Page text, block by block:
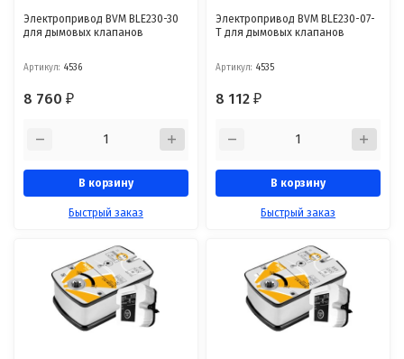
Электропривод BVM BLE230-30
для дымовых клапанов
Артикул: 4536
8 760₽
В корзину
Быстрый заказ
Электропривод BVM BLE230-07-
T для дымовых клапанов
Артикул: 4535
8 112₽
В корзину
Быстрый заказ